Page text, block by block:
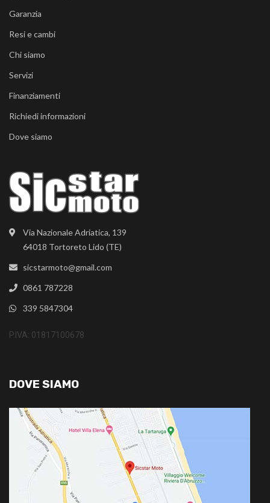
Via Nazionale Adriatica, 139
64018 Tortoreto Lido (TE)
sicstarmoto@gmail.com
0861 787228
339 5847304
P.IVA: 01817100678
Garanzia
Resi e cambi
Chi siamo
Servizi
Finanziamenti
Richiedi informazioni
Dove siamo
DOVE SIAMO